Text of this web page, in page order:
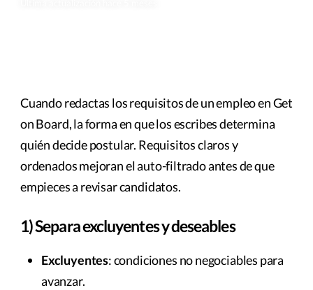
Cuando redactas los requisitos de un empleo en Get
on Board, la forma en que los escribes determina
quién decide postular. Requisitos claros y
ordenados mejoran el auto-filtrado antes de que
empieces a revisar candidatos.
1) Separa excluyentes y deseables
Excluyentes: condiciones no negociables para
avanzar.